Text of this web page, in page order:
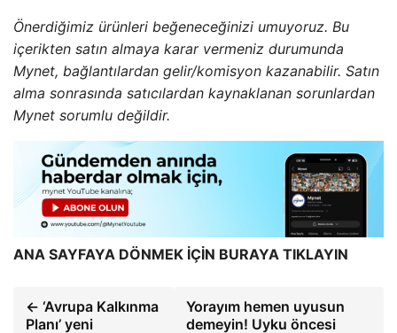
Önerdiğimiz ürünleri beğeneceğinizi umuyoruz. Bu
içerikten satın almaya karar vermeniz durumunda
Mynet, bağlantılardan gelir/komisyon kazanabilir. Satın
alma sonrasında satıcılardan kaynaklanan sorunlardan
Mynet sorumlu değildir.
ANA SAYFAYA DÖNMEK İÇİN BURAYA TIKLAYIN
← ‘Avrupa Kalkınma
Planı’ yeni
Yorayım hemen uyusun
demeyin! Uyku öncesi